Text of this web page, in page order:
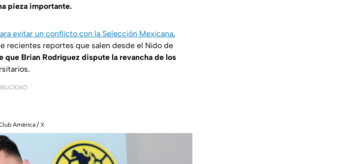
pieza importante.
evitar un conflicto con la Selección Mexicana,
recientes reportes que salen desde el Nido de
que Brian Rodríguez dispute la revancha de los
América / X